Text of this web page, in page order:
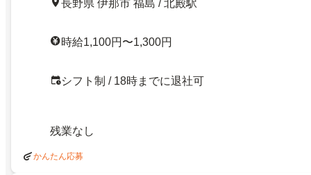
長野県 伊那市 福島 / 北殿駅
時給1,100円〜1,300円
シフト制 / 18時までに退社可
残業なし
かんたん応募